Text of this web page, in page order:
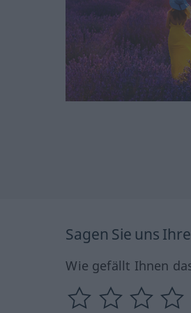
Sagen Sie uns
Wie gefällt Ihnen